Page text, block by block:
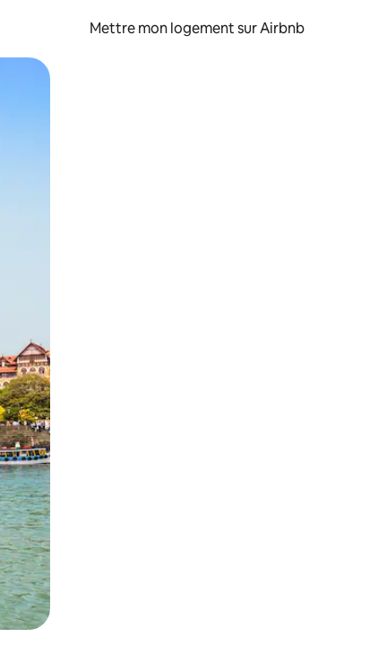
Mettre mon logement sur Airbnb
glisser.